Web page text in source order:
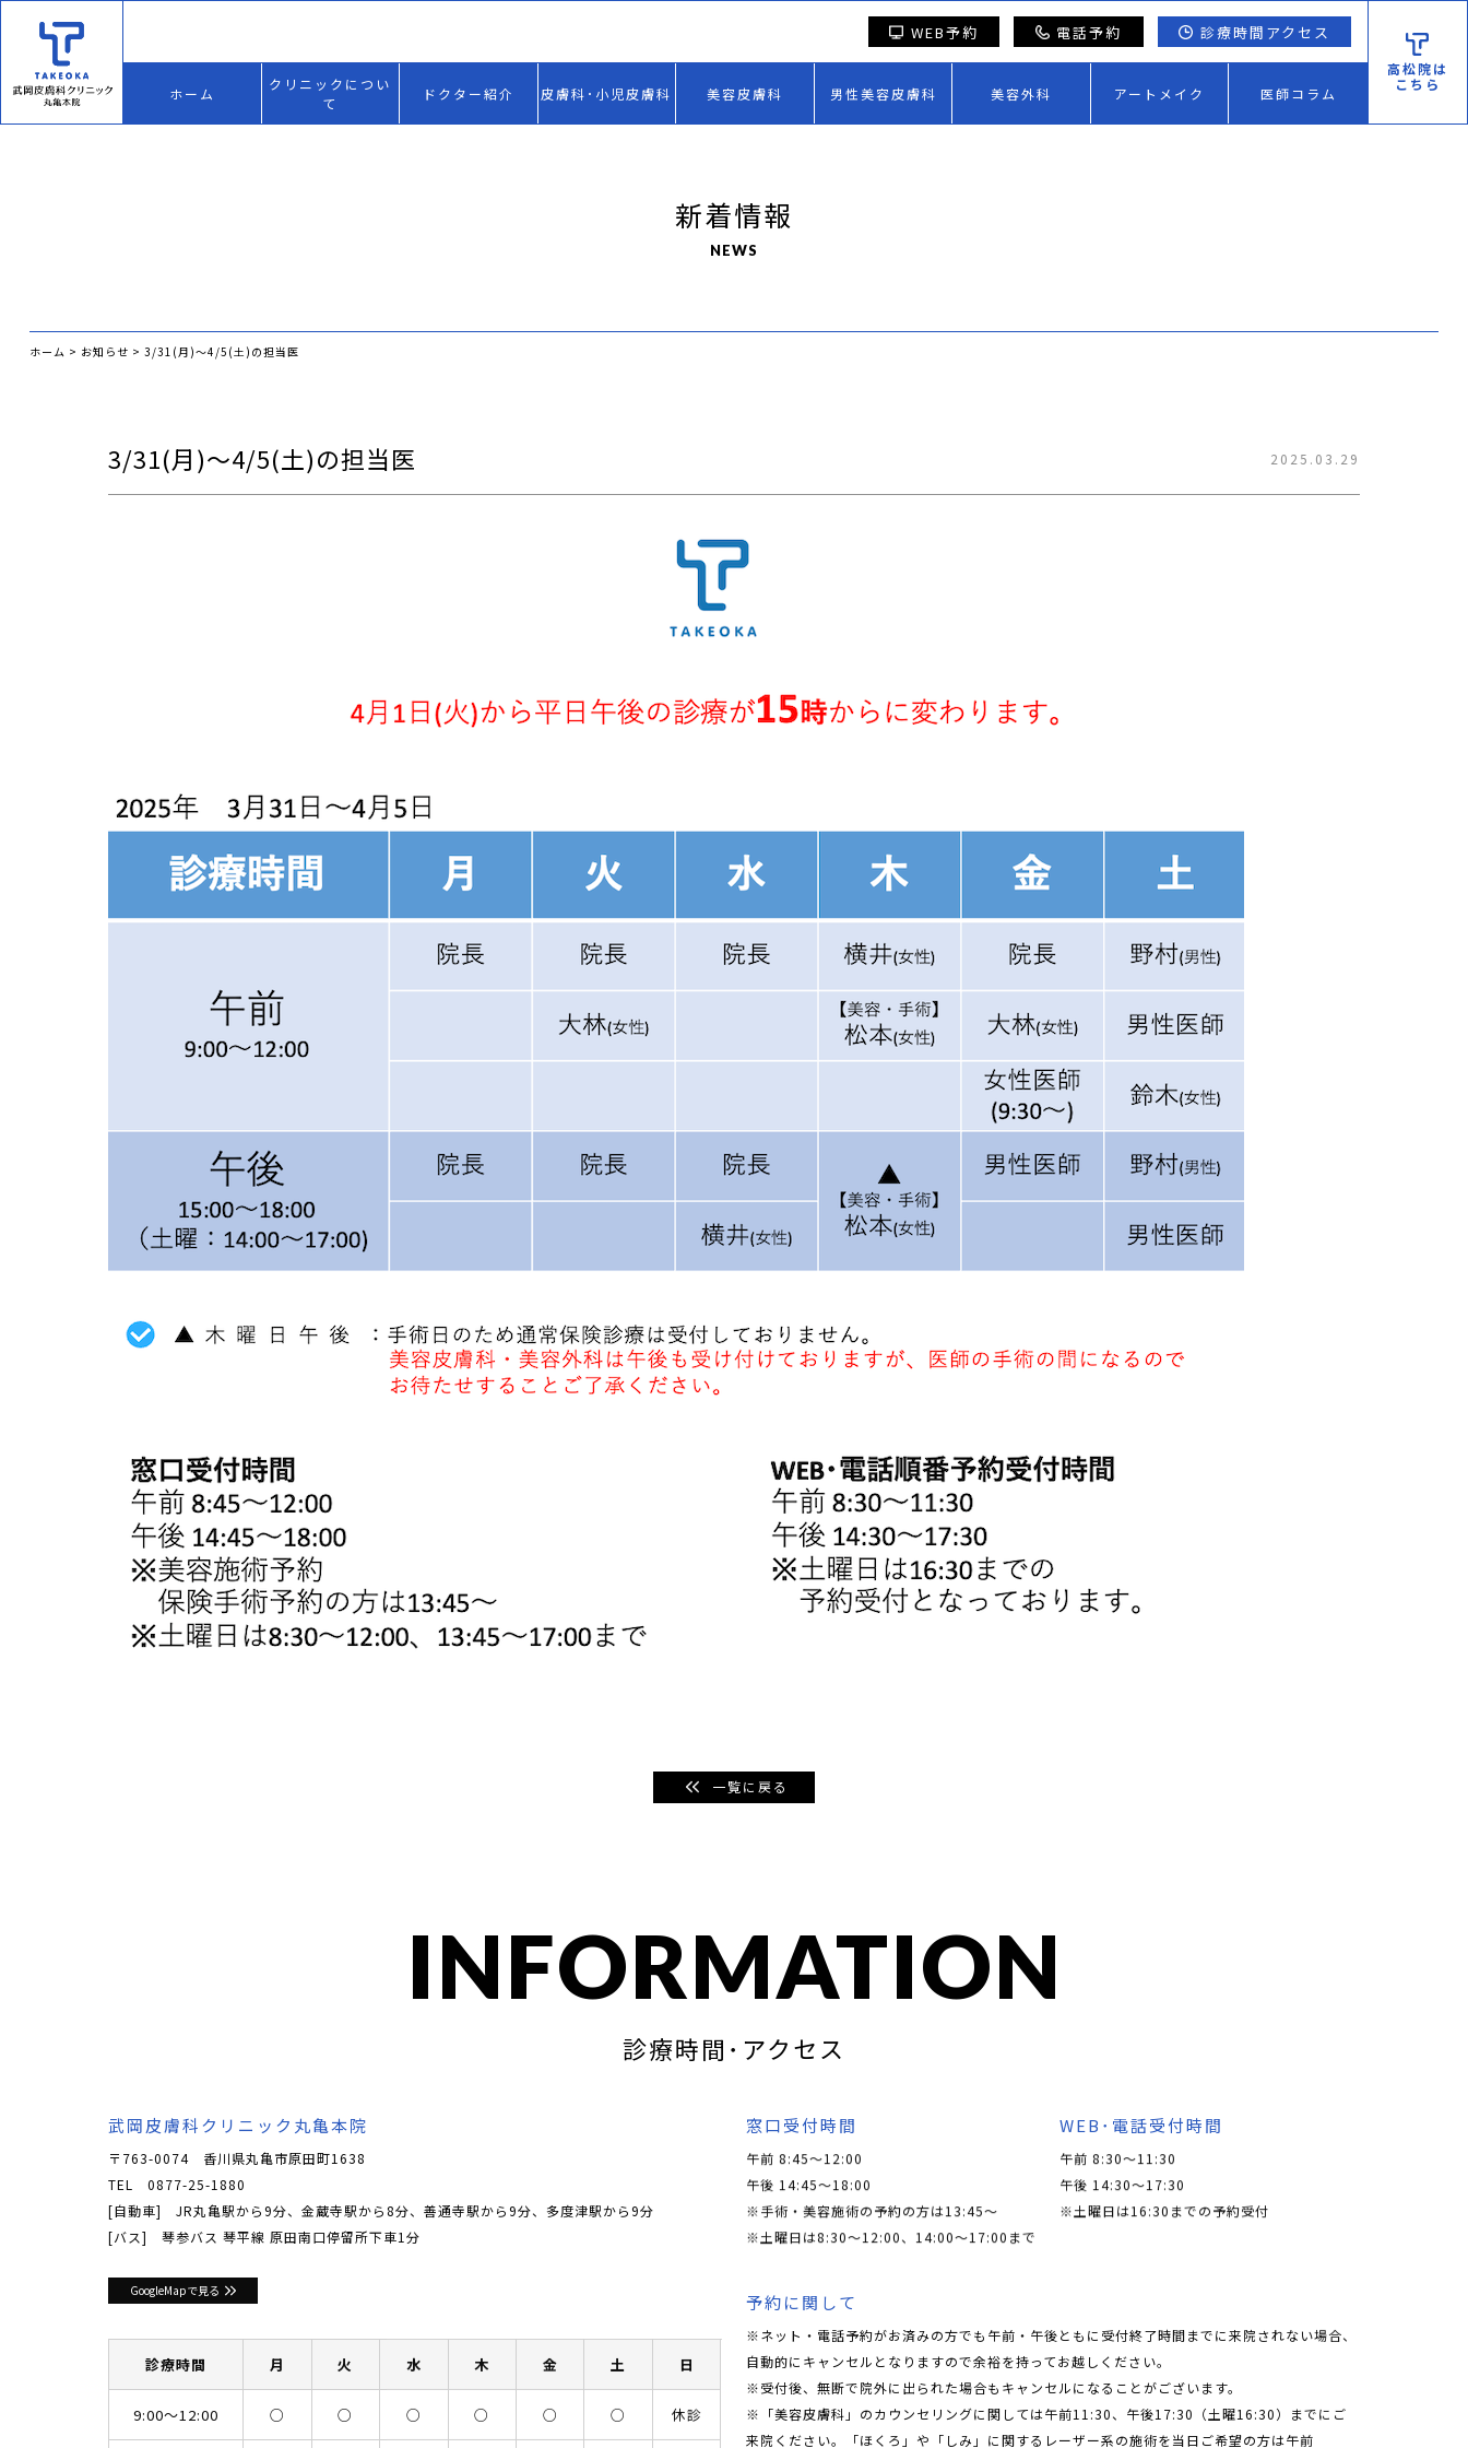
WEB予約 電話予約 診療時間アクセス
ホーム
クリニックについ
て
ドクター紹介 皮膚科･小児皮膚科 美容皮膚科 男性美容皮膚科 美容外科 アートメイク 医師コラム
高松院は
こちら
新着情報
NEWS
ホーム > お知らせ > 3/31(月)〜4/5(土)の担当医
3/31(月)〜4/5(土)の担当医 2025.03.29
一覧に戻る
INFORMATION
診療時間･アクセス
武岡皮膚科クリニック丸亀本院
〒763-0074 香川県丸亀市原田町1638
TEL 0877-25-1880
[自動車] JR丸亀駅から9分、金蔵寺駅から8分、善通寺駅から9分、多度津駅から9分
[バス] 琴参バス 琴平線 原田南口停留所下車1分
GoogleMapで見る
診療時間 月 火 水 木 金 土 日
9:00〜12:00 ○ ○ ○ ○ ○ ○ 休診
窓口受付時間
午前 8:45～12:00
午後 14:45～18:00
※手術・美容施術の予約の方は13:45〜
※土曜日は8:30〜12:00、14:00〜17:00まで
WEB･電話受付時間
午前 8:30～11:30
午後 14:30～17:30
※土曜日は16:30までの予約受付
予約に関して
※ネット・電話予約がお済みの方でも午前・午後ともに受付終了時間までに来院されない場合、
自動的にキャンセルとなりますので余裕を持ってお越しください。
※受付後、無断で院外に出られた場合もキャンセルになることがございます。
※「美容皮膚科」のカウンセリングに関しては午前11:30、午後17:30（土曜16:30）までにご
来院ください。「ほくろ」や「しみ」に関するレーザー系の施術を当日ご希望の方は午前